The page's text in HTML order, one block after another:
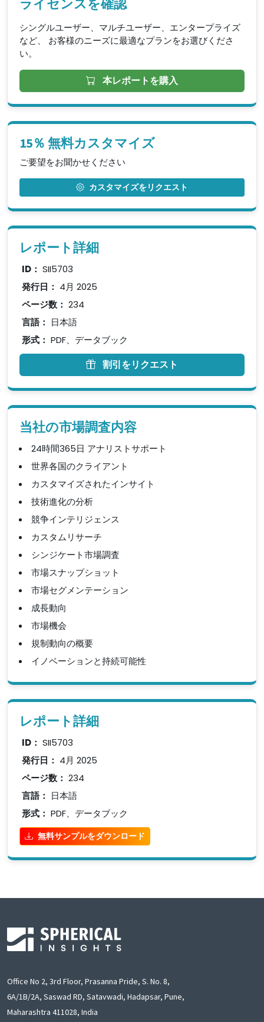
ライセンスを確認
シングルユーザー、マルチユーザー、エンタープライズ
など、 お客様のニーズに最適なプランをお選びくださ
い。
本レポートを購入
15％ 無料カスタマイズ
ご要望をお聞かせください
カスタマイズをリクエスト
レポート詳細
ID： SII5703
発行日： 4月 2025
ページ数： 234
言語： 日本語
形式： PDF、データブック
割引をリクエスト
当社の市場調査内容
24時間365日 アナリストサポート
世界各国のクライアント
カスタマイズされたインサイト
技術進化の分析
競争インテリジェンス
カスタムリサーチ
シンジケート市場調査
市場スナップショット
市場セグメンテーション
成長動向
市場機会
規制動向の概要
イノベーションと持続可能性
レポート詳細
ID： SII5703
発行日： 4月 2025
ページ数： 234
言語： 日本語
形式： PDF、データブック
無料サンプルをダウンロード
Office No 2, 3rd Floor, Prasanna Pride, S. No. 8,
6A/1B/2A, Saswad RD, Satavwadi, Hadapsar, Pune,
Maharashtra 411028, India